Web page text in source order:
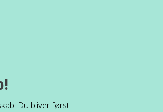
Du bliver først